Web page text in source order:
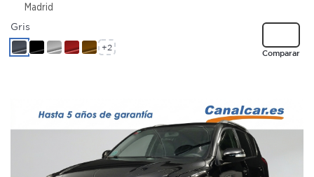
Madrid
Comparar
Gris
+2